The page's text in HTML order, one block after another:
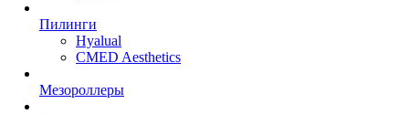
Пилинги
Hyalual
CMED Aesthetics
Мезороллеры